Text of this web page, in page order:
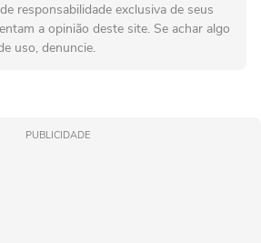
responsabilidade exclusiva de seus
a opinião deste site. Se achar algo
uso, denuncie.
PUBLICIDADE